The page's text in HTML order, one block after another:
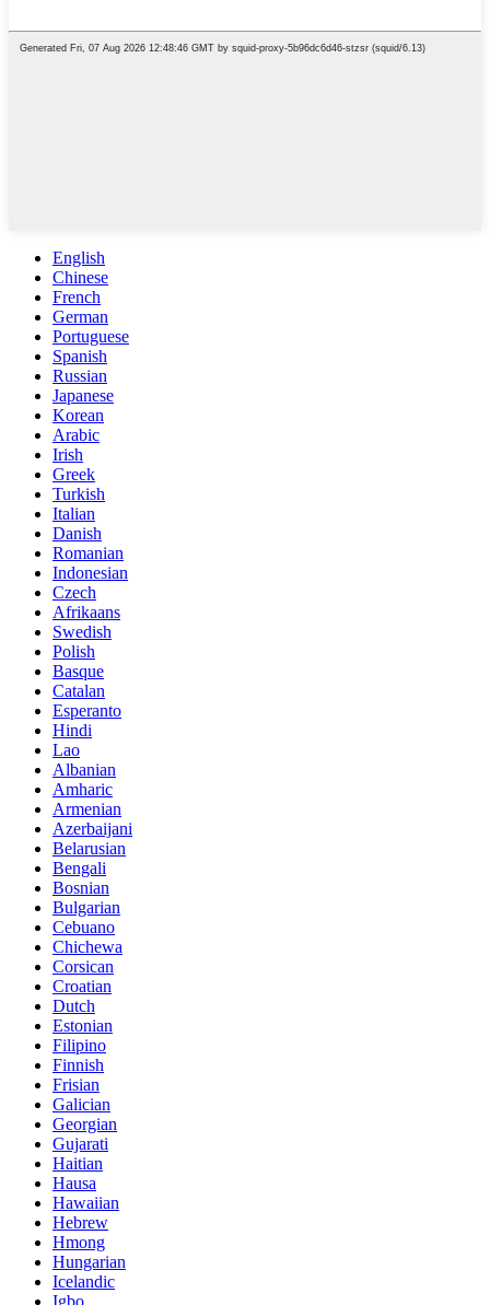
English
Chinese
French
German
Portuguese
Spanish
Russian
Japanese
Korean
Arabic
Irish
Greek
Turkish
Italian
Danish
Romanian
Indonesian
Czech
Afrikaans
Swedish
Polish
Basque
Catalan
Esperanto
Hindi
Lao
Albanian
Amharic
Armenian
Azerbaijani
Belarusian
Bengali
Bosnian
Bulgarian
Cebuano
Chichewa
Corsican
Croatian
Dutch
Estonian
Filipino
Finnish
Frisian
Galician
Georgian
Gujarati
Haitian
Hausa
Hawaiian
Hebrew
Hmong
Hungarian
Icelandic
Igbo